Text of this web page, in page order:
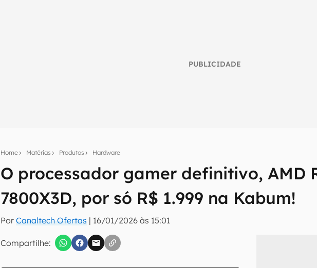
PUBLICIDADE
Home Matérias Produtos Hardware
O processador gamer definitivo, AMD
7800X3D, por só R$ 1.999 na Kabum!
PorCanaltech Ofertas | 16/01/2026 às 15:01
Compartilhe:
Seu resumo inteligente do mundo tech!
Assine a newsletter do Canaltech e receba notícias e reviews sobre tecnologia